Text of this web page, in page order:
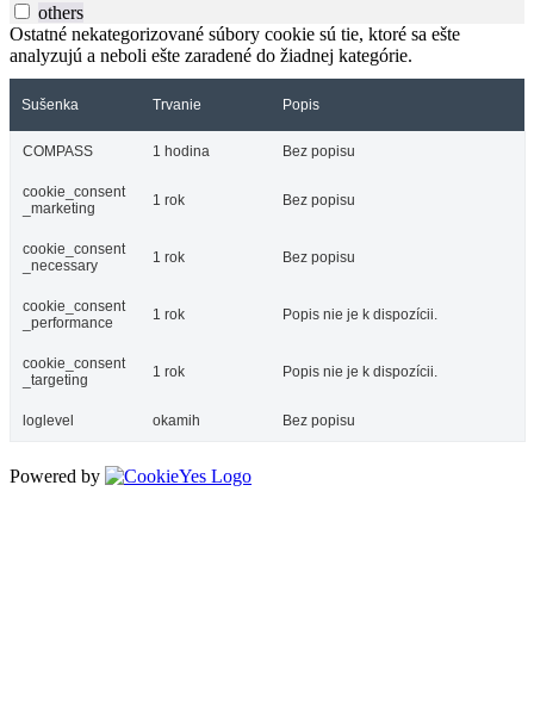
others
Ostatné nekategorizované súbory cookie sú tie, ktoré sa ešte
analyzujú a neboli ešte zaradené do žiadnej kategórie.
Sušenka Trvanie Popis
COMPASS 1 hodina Bez popisu
cookie_consent
_marketing
1 rok Bez popisu
cookie_consent
_necessary
1 rok Bez popisu
cookie_consent
_performance
1 rok Popis nie je k dispozícii.
cookie_consent
_targeting
1 rok Popis nie je k dispozícii.
loglevel okamih Bez popisu
Powered by